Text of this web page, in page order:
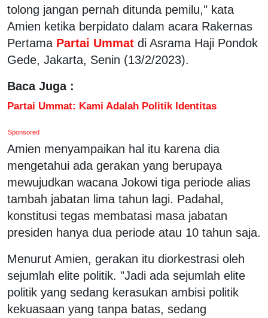
tolong jangan pernah ditunda pemilu," kata
Amien ketika berpidato dalam acara Rakernas
Pertama Partai Ummat di Asrama Haji Pondok
Gede, Jakarta, Senin (13/2/2023).
Baca Juga :
Partai Ummat: Kami Adalah Politik Identitas
Sponsored
Amien menyampaikan hal itu karena dia
mengetahui ada gerakan yang berupaya
mewujudkan wacana Jokowi tiga periode alias
tambah jabatan lima tahun lagi. Padahal,
konstitusi tegas membatasi masa jabatan
presiden hanya dua periode atau 10 tahun saja.
Menurut Amien, gerakan itu diorkestrasi oleh
sejumlah elite politik. "Jadi ada sejumlah elite
politik yang sedang kerasukan ambisi politik
kekuasaan yang tanpa batas, sedang